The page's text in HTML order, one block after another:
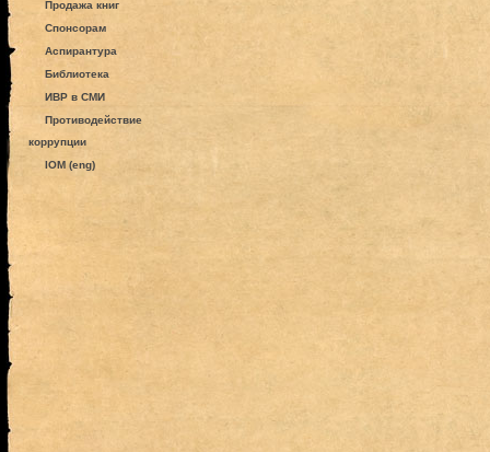
Продажа книг
Спонсорам
Аспирантура
Библиотека
ИВР в СМИ
Противодействие
коррупции
IOM (eng)